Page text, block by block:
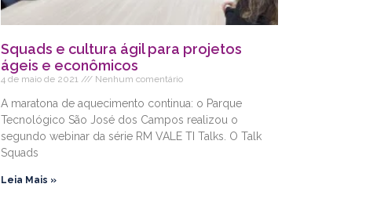
Squads e cultura ágil para projetos
ágeis e econômicos
4 de maio de 2021 Nenhum comentário
A maratona de aquecimento continua: o Parque
Tecnológico São José dos Campos realizou o
segundo webinar da série RM VALE TI Talks. O Talk
Squads
Leia Mais »